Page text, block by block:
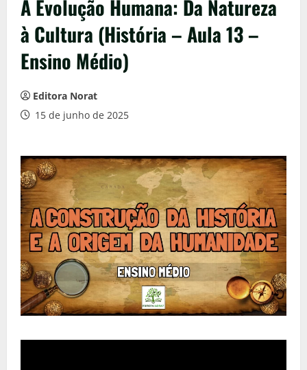
A Evolução Humana: Da Natureza
à Cultura (História – Aula 13 –
Ensino Médio)
Editora Norat
15 de junho de 2025